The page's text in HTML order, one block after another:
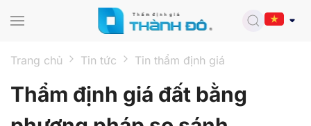
Trang chủ Tin tức Tin thẩm định giá
Thẩm định giá đất bằng